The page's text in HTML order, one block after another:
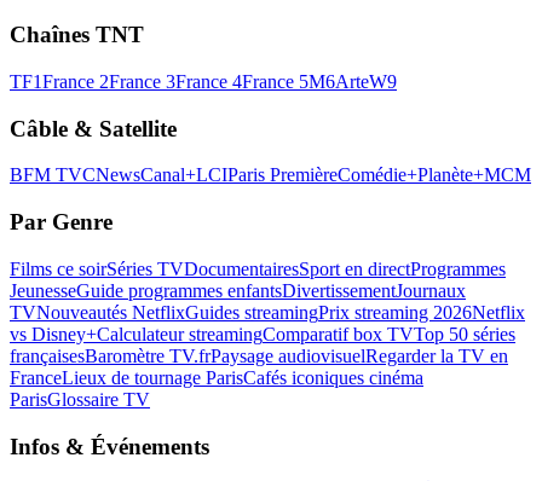
Chaînes TNT
TF1France 2France 3France 4France 5M6ArteW9
Câble & Satellite
BFM TVCNewsCanal+LCIParis PremièreComédie+Planète+MCM
Par Genre
Films ce soirSéries TVDocumentairesSport en directProgrammes
JeunesseGuide programmes enfantsDivertissementJournaux
TVNouveautés NetflixGuides streamingPrix streaming 2026Netflix
vs Disney+Calculateur streamingComparatif box TVTop 50 séries
françaisesBaromètre TV.frPaysage audiovisuelRegarder la TV en
FranceLieux de tournage ParisCafés iconiques cinéma
ParisGlossaire TV
Infos & Événements